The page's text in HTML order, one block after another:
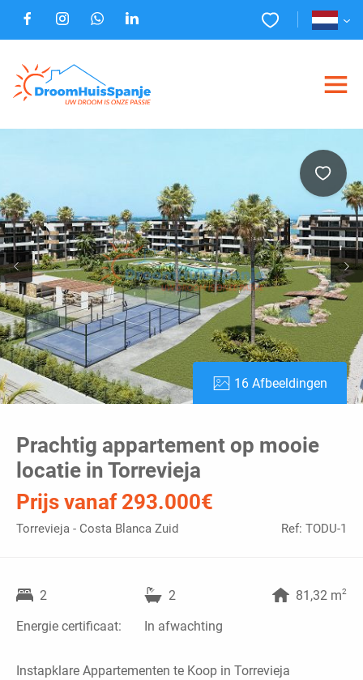
16 Afbeeldingen
Prachtig appartement op mooie
locatie in Torrevieja
Prijs vanaf 293.000€
Torrevieja - Costa Blanca Zuid Ref: TODU-1
2 2 81,32 m2
Energie certificaat: In afwachting
Instapklare Appartementen te Koop in Torrevieja